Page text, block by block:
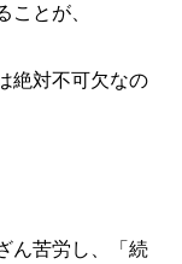
ことが、
絶対不可欠なの
ん苦労し、「続